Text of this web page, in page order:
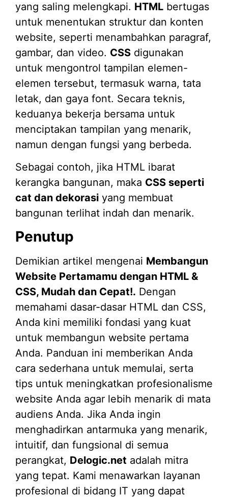
yang saling melengkapi. HTML bertugas
untuk menentukan struktur dan konten
website, seperti menambahkan paragraf,
gambar, dan video. CSS digunakan
untuk mengontrol tampilan elemen-
elemen tersebut, termasuk warna, tata
letak, dan gaya font. Secara teknis,
keduanya bekerja bersama untuk
menciptakan tampilan yang menarik,
namun dengan fungsi yang berbeda.
Sebagai contoh, jika HTML ibarat
kerangka bangunan, maka CSS seperti
cat dan dekorasi yang membuat
bangunan terlihat indah dan menarik.
Penutup
Demikian artikel mengenai Membangun
Website Pertamamu dengan HTML &
CSS, Mudah dan Cepat!. Dengan
memahami dasar-dasar HTML dan CSS,
Anda kini memiliki fondasi yang kuat
untuk membangun website pertama
Anda. Panduan ini memberikan Anda
cara sederhana untuk memulai, serta
tips untuk meningkatkan profesionalisme
website Anda agar lebih menarik di mata
audiens Anda. Jika Anda ingin
menghadirkan antarmuka yang menarik,
intuitif, dan fungsional di semua
perangkat, Delogic.net adalah mitra
yang tepat. Kami menawarkan layanan
profesional di bidang IT yang dapat